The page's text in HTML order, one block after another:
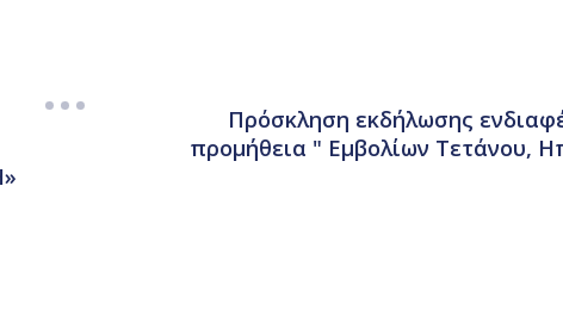
Πρόσκληση εκδήλωσης
προμήθεια " Εμβολίων Τετάνου,